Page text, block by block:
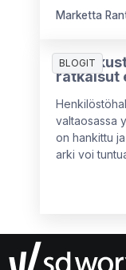
kokeneen
Marketta
BLOGIT
7
ratkaisut
valtaosassa
on hankittu
arki voi
toimivista